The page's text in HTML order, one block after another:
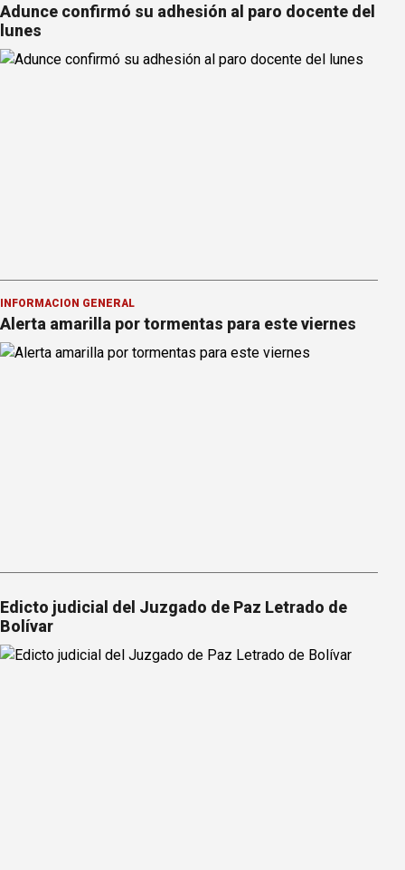
Adunce confirmó su adhesión al paro docente del
lunes
INFORMACION GENERAL
Alerta amarilla por tormentas para este viernes
Edicto judicial del Juzgado de Paz Letrado de
Bolívar